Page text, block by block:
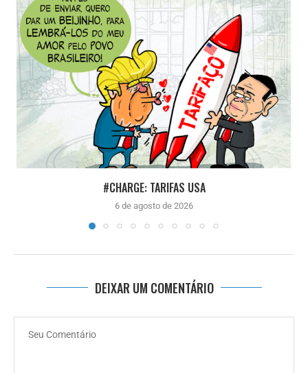
#CHARGE: TARIFAS USA
6 de agosto de 2026
DEIXAR UM COMENTÁRIO